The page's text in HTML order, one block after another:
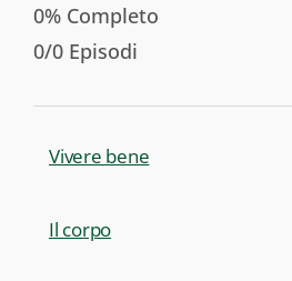
0% Completo
0/0 Episodi
Vivere bene
Il corpo